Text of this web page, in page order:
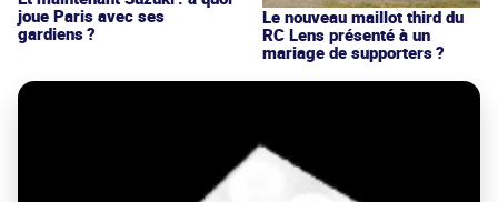
joue Paris avec ses
gardiens ?
Le nouveau maillot third du
RC Lens présenté à un
mariage de supporters ?